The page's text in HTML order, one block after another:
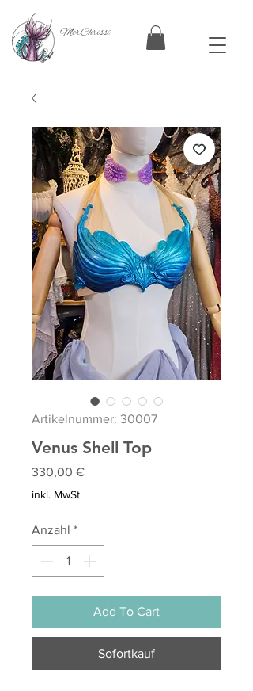
MerChrissi
Artikelnummer: 30007
Venus Shell Top
330,00 €Preis
inkl. MwSt.
Anzahl *
Add To Cart
Sofortkauf